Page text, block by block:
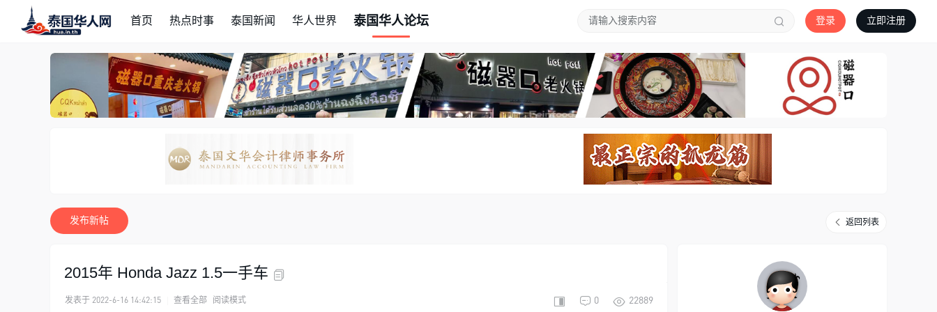
首页 热点时事 泰国新闻 华人世界 泰国华人论坛 登录 立即注册
返回列表
发布新帖
2015年 Honda Jazz 1.5一手车
22889
0
发表于 2022-6-16 14:42:15 查看全部 阅读模式